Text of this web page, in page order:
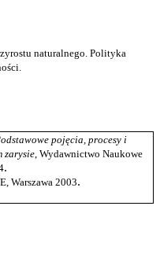
naturalnego. Polityka
pojęcia, procesy i
zarysie, Wydawnictwo Naukowe
.
Warszawa 2003.